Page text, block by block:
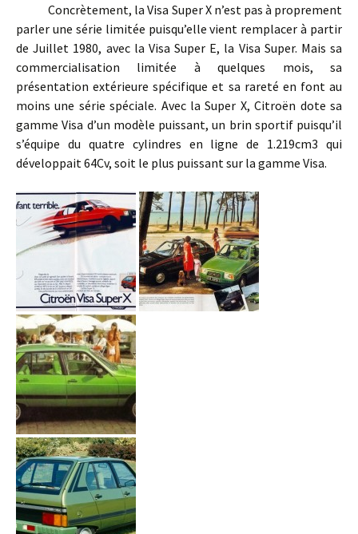
Concrètement, la Visa Super X n’est pas à proprement
parler une série limitée puisqu’elle vient remplacer à partir
de Juillet 1980, avec la Visa Super E, la Visa Super. Mais sa
commercialisation limitée à quelques mois, sa
présentation extérieure spécifique et sa rareté en font au
moins une série spéciale. Avec la Super X, Citroën dote sa
gamme Visa d’un modèle puissant, un brin sportif puisqu’il
s’équipe du quatre cylindres en ligne de 1.219cm3 qui
développait 64Cv, soit le plus puissant sur la gamme Visa.